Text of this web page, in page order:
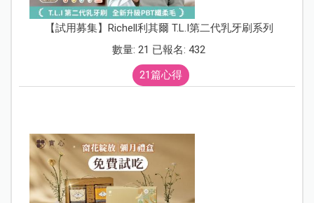
【試用募集】Richell利其爾 T.L.I第二代乳牙刷系列
數量: 21 已報名: 432
21篇心得